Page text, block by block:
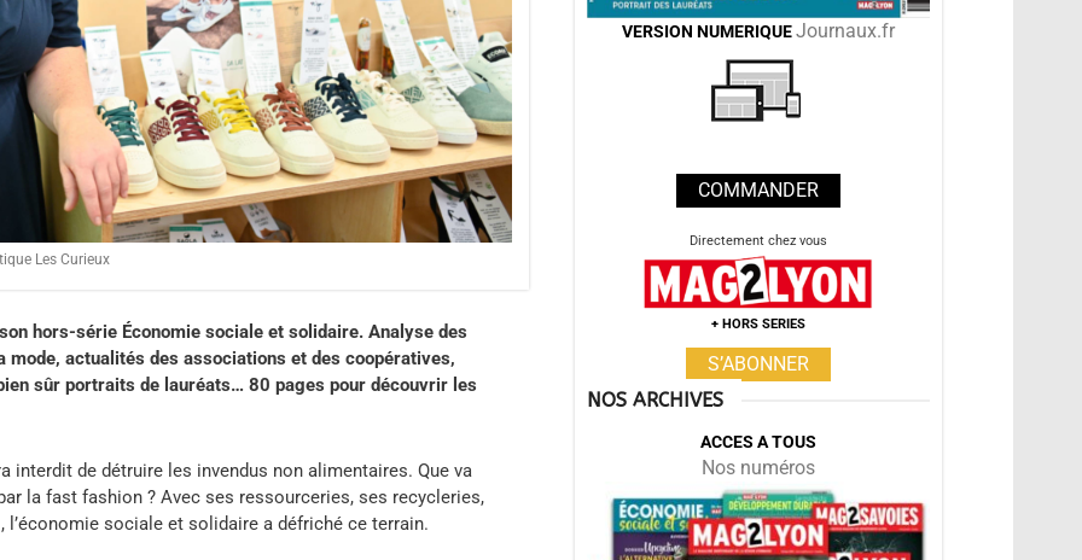
Les Curieux
hors-série Économie sociale et solidaire. Analyse des
mode, actualités des associations et des coopératives,
sûr portraits de lauréats… 80 pages pour découvrir les
interdit de détruire les invendus non alimentaires. Que va
la fast fashion ? Avec ses ressourceries, ses recycleries,
sociale et solidaire a défriché ce terrain.
VERSION NUMERIQUEJournaux.fr
COMMANDER
Directement chez vous
+ HORS SERIES
S’ABONNER
NOS ARCHIVES
ACCES A TOUS
Nos numéros